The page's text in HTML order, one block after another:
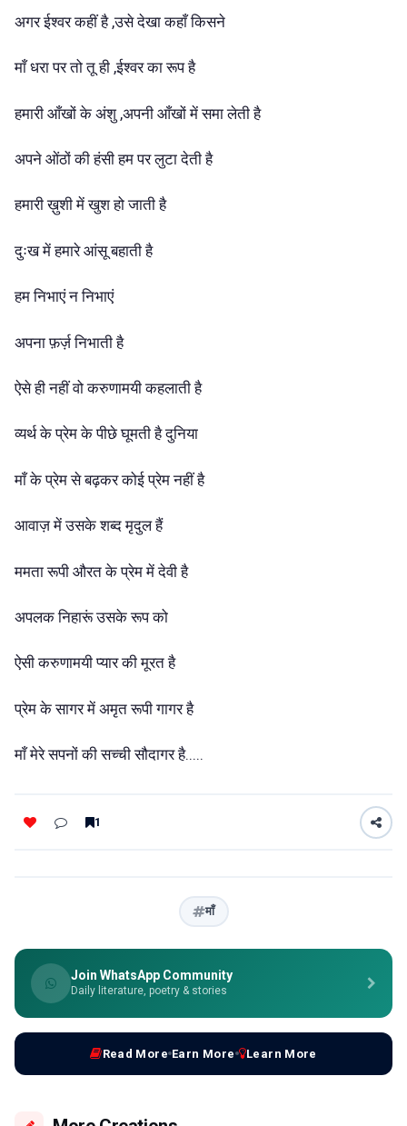
अगर ईश्वर कहीं है ,उसे देखा कहाँ किसने
माँ धरा पर तो तू ही ,ईश्वर का रूप है
हमारी आँखों के अंशु ,अपनी आँखों में समा लेती है
अपने ओंठों की हंसी हम पर लुटा देती है
हमारी ख़ुशी में खुश हो जाती है
दुःख में हमारे आंसू बहाती है
हम निभाएं न निभाएं
अपना फ़र्ज़ निभाती है
ऐसे ही नहीं वो करुणामयी कहलाती है
व्यर्थ के प्रेम के पीछे घूमती है दुनिया
माँ के प्रेम से बढ़कर कोई प्रेम नहीं है
आवाज़ में उसके शब्द मृदुल हैं
ममता रूपी औरत के प्रेम में देवी है
अपलक निहारूं उसके रूप को
ऐसी करुणामयी प्यार की मूरत है
प्रेम के सागर में अमृत रूपी गागर है
माँ मेरे सपनों की सच्ची सौदागर है.....
1
माँ
Join WhatsApp Community
Daily literature, poetry & stories
Read More Earn More Learn More